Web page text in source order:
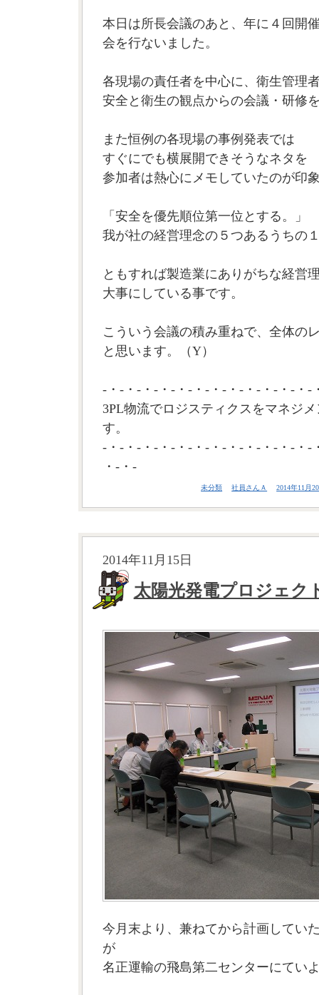
本日は所長会議のあと、年に４回開
会を行ないました。
各現場の責任者を中心に、衛生管理
安全と衛生の観点からの会議・研修
また恒例の各現場の事例発表では
すぐにでも横展開できそうなネタを
参加者は熱心にメモしていたのが印
「安全を優先順位第一位とする。」
我が社の経営理念の５つあるうちの
ともすれば製造業にありがちな経営
大事にしている事です。
こういう会議の積み重ねで、全体の
と思います。（Y）
-・-・-・-・-・-・-・-・-・-・-・-・-
3PL物流でロジスティクスをマネジ
す。
-・-・-・-・-・-・-・-・-・-・-・-・-
・-・-
未分類 社員さんＡ 2014年11月
2014年11月15日
太陽光発電プロジェク
今月末より、兼ねてから計画してい
が
名正運輸の飛島第二センターにてい